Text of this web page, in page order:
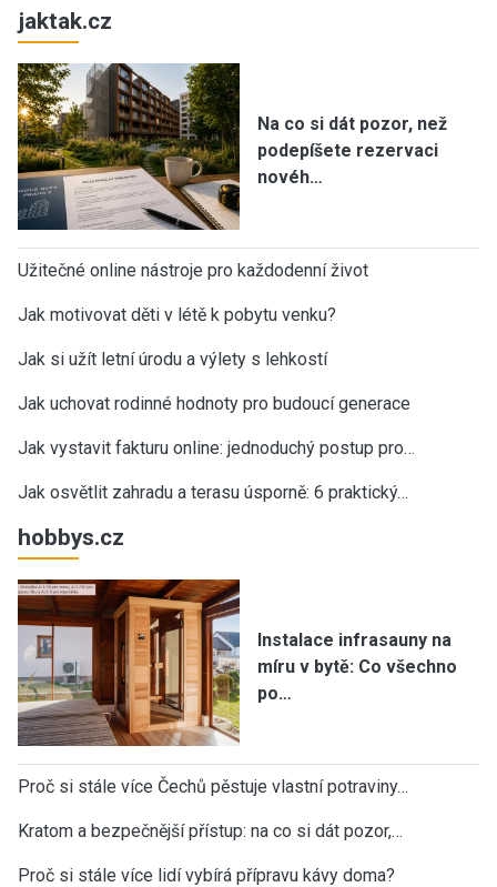
jaktak.cz
Na co si dát pozor, než
podepíšete rezervaci
novéh…
Užitečné online nástroje pro každodenní život
Jak motivovat děti v létě k pobytu venku?
Jak si užít letní úrodu a výlety s lehkostí
Jak uchovat rodinné hodnoty pro budoucí generace
Jak vystavit fakturu online: jednoduchý postup pro…
Jak osvětlit zahradu a terasu úsporně: 6 praktický…
hobbys.cz
Instalace infrasauny na
míru v bytě: Co všechno
po…
Proč si stále více Čechů pěstuje vlastní potraviny…
Kratom a bezpečnější přístup: na co si dát pozor,…
Proč si stále více lidí vybírá přípravu kávy doma?